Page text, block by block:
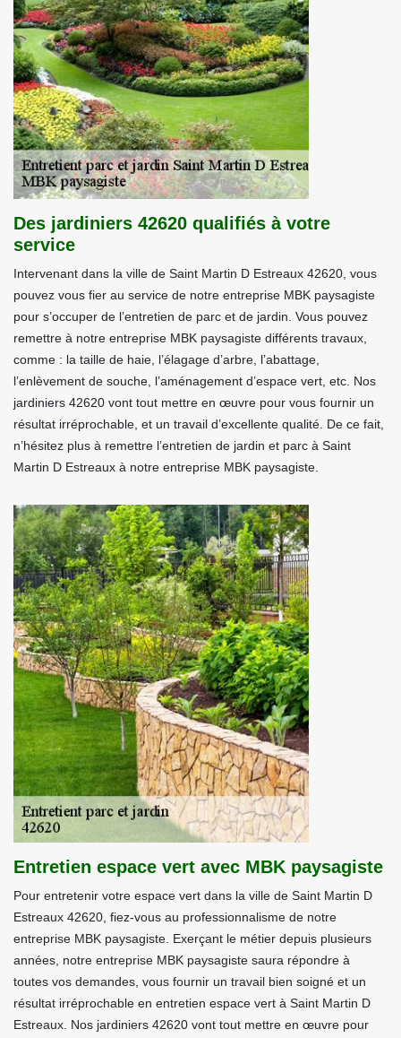
Des jardiniers 42620 qualifiés à votre
service
Intervenant dans la ville de Saint Martin D Estreaux 42620, vous
pouvez vous fier au service de notre entreprise MBK paysagiste
pour s’occuper de l’entretien de parc et de jardin. Vous pouvez
remettre à notre entreprise MBK paysagiste différents travaux,
comme : la taille de haie, l’élagage d’arbre, l’abattage,
l’enlèvement de souche, l’aménagement d’espace vert, etc. Nos
jardiniers 42620 vont tout mettre en œuvre pour vous fournir un
résultat irréprochable, et un travail d’excellente qualité. De ce fait,
n’hésitez plus à remettre l’entretien de jardin et parc à Saint
Martin D Estreaux à notre entreprise MBK paysagiste.
Entretien espace vert avec MBK paysagiste
Pour entretenir votre espace vert dans la ville de Saint Martin D
Estreaux 42620, fiez-vous au professionnalisme de notre
entreprise MBK paysagiste. Exerçant le métier depuis plusieurs
années, notre entreprise MBK paysagiste saura répondre à
toutes vos demandes, vous fournir un travail bien soigné et un
résultat irréprochable en entretien espace vert à Saint Martin D
Estreaux. Nos jardiniers 42620 vont tout mettre en œuvre pour